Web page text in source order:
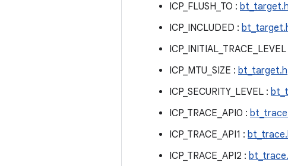
ICP_FLUSH_TO : bt_target.h
ICP_INCLUDED :
ICP_INITIAL_TRACE_LEVEL
ICP_MTU_SIZE : bt_target.h
ICP_SECURITY_LEVEL :
ICP_TRACE_API0 :
ICP_TRACE_API1 :
ICP_TRACE_API2 :